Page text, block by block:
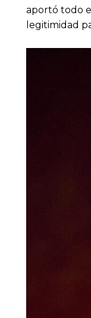
aportó todo
legitimidad